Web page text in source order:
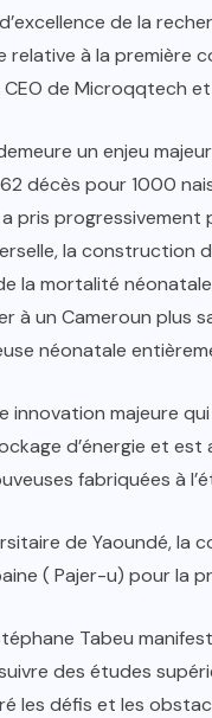
de la
à la première
de
un enjeu
décès pour 1000
pris
la
la mortalité
à un Cameroun plus
néonatale
innovation majeure
d’énergie et
fabriquées à
de Yaoundé, la
( Pajer-u) pour
Tabeu
des études
les défis et les